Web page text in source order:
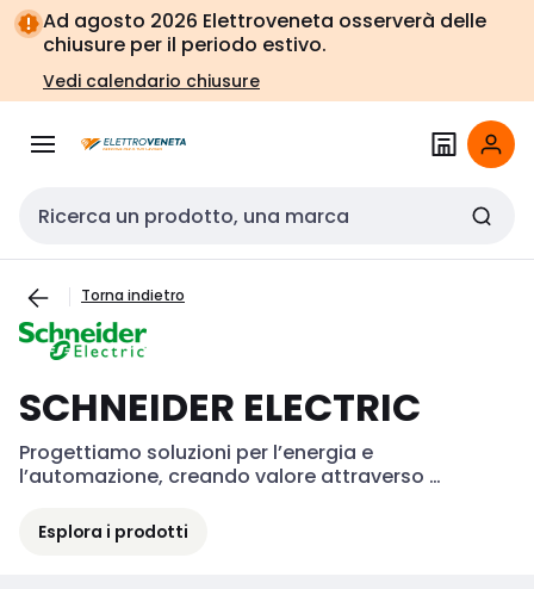
Vai alla
navigazione
Vai
alla
pagina
Ad agosto 2026 Elettroveneta osserverà delle
chiusure per il periodo estivo.
Vedi calendario chiusure
Cerca input
Torna indietro
SCHNEIDER ELECTRIC
Progettiamo soluzioni per l’energia e
l’automazione, creando valore attraverso
Esplora i prodotti